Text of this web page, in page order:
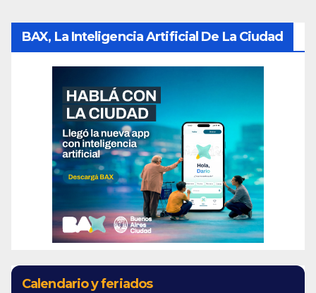
BAX, La Inteligencia Artificial De La Ciudad
Calendario y feriados